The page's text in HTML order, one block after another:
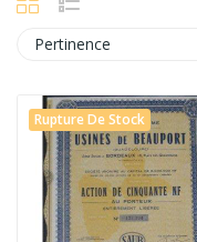
Pertinence
Rupture De Stock